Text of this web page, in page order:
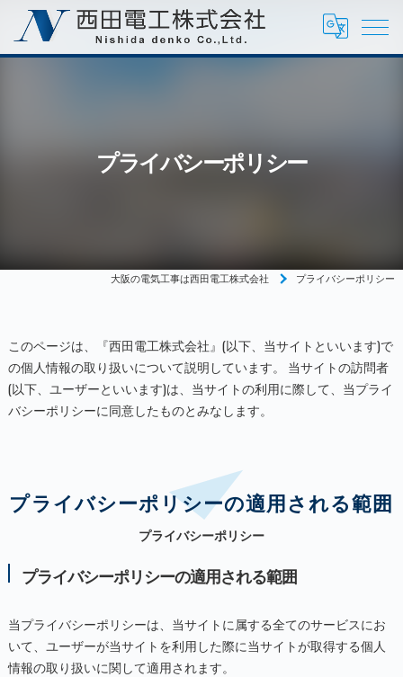
プライバシーポリシー
大阪の電気工事は西田電工株式会社 プライバシーポリシー
このページは、『西田電工株式会社』(以下、当サイトといいます)で
の個人情報の取り扱いについて説明しています。 当サイトの訪問者
(以下、ユーザーといいます)は、当サイトの利用に際して、当プライ
バシーポリシーに同意したものとみなします。
プライバシーポリシー
プライバシーポリシーの適用される範囲
プライバシーポリシーの適用される範囲
当プライバシーポリシーは、当サイトに属する全てのサービスにお
いて、ユーザーが当サイトを利用した際に当サイトが取得する個人
情報の取り扱いに関して適用されます。